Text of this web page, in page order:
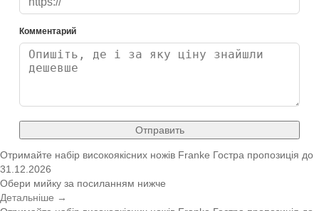
Комментарий
Отправить
Отримайте набір високоякісних ножів Franke Гостра пропозиція до
31.12.2026
Обери мийку за посиланням нижче
Детальніше →